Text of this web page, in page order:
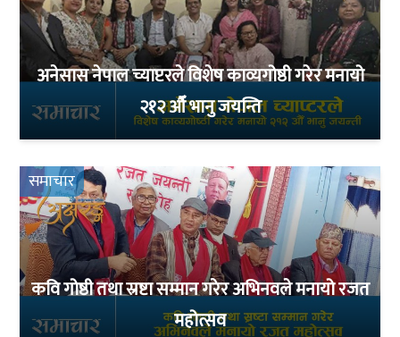
अनेसास नेपाल च्याप्टरले विशेष काव्यगोष्ठी गरेर मनायो
२१२ औँ भानु जयन्ति
समाचार
कवि गोष्ठी तथा स्रष्टा सम्मान गरेर अभिनवले मनायो रजत
महोत्सव